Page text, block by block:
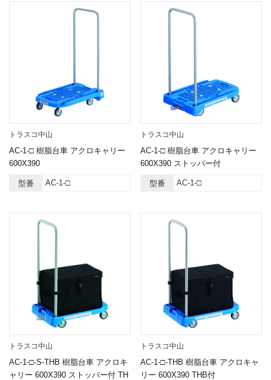
トラスコ中山
AC-1-□ 樹脂台車 アクロキャリー
600X390
型番 AC-1-□
トラスコ中山
AC-1-□ 樹脂台車 アクロキャリー
600X390 ストッパー付
型番 AC-1-□
トラスコ中山
AC-1-□-S-THB 樹脂台車 アクロキ
ャリー 600X390 ストッパー付 TH
トラスコ中山
AC-1-□-THB 樹脂台車 アクロキャ
リー 600X390 THB付